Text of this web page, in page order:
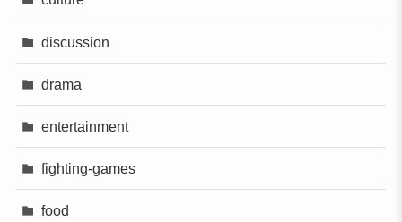
discussion
drama
entertainment
fighting-games
food